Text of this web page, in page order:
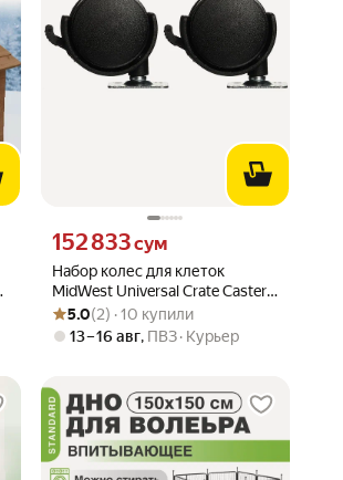
Набор колес для клеток
MidWest Universal Crate Caster
универсальные (2 шт/уп)
Цена 152833 сум вместо
152 833сум
Рейтинг товара: 5.0 из 5
Оценок: (2) · 10 купили
5.0(2) · 10 купили
13 – 16 авг, ПВЗ Курьер